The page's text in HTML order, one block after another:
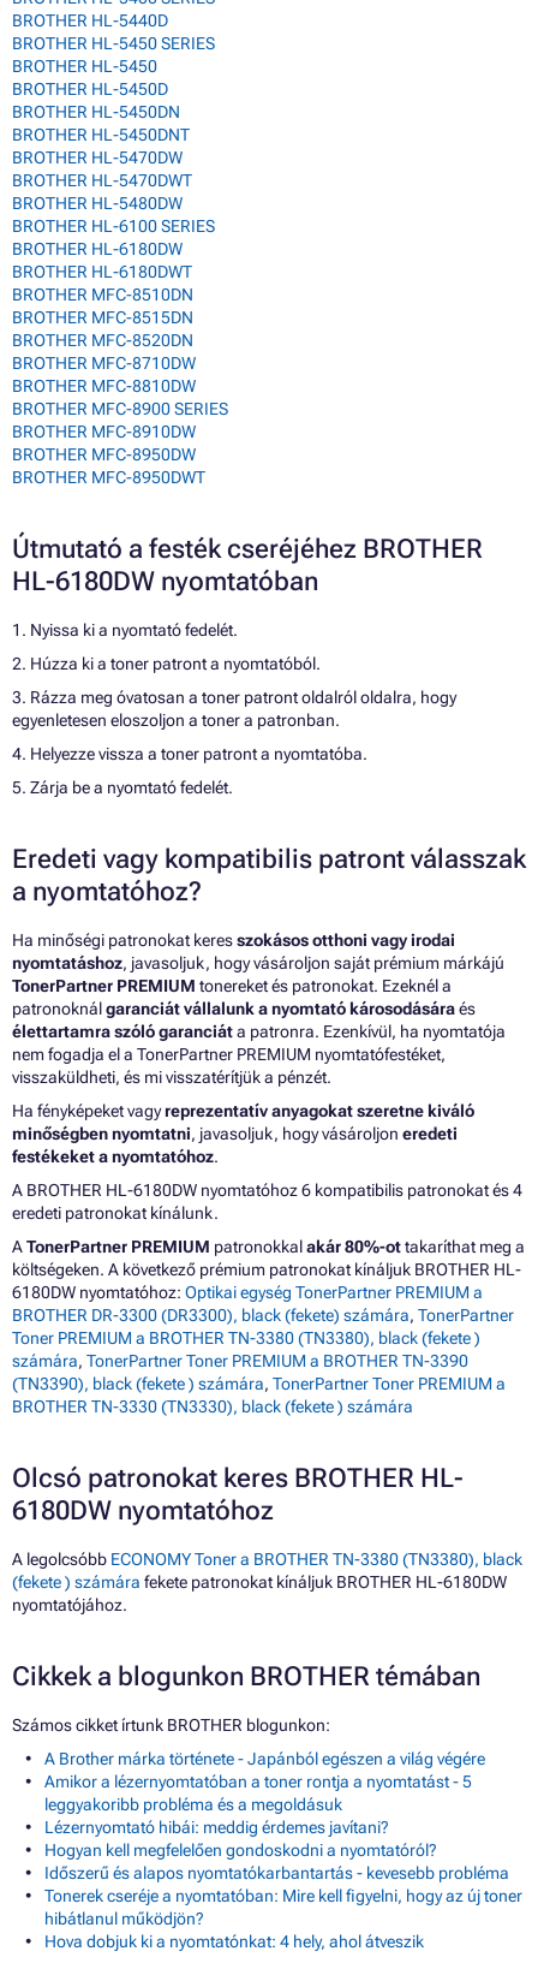
BROTHER HL-5440D
BROTHER HL-5450 SERIES
BROTHER HL-5450
BROTHER HL-5450D
BROTHER HL-5450DN
BROTHER HL-5450DNT
BROTHER HL-5470DW
BROTHER HL-5470DWT
BROTHER HL-5480DW
BROTHER HL-6100 SERIES
BROTHER HL-6180DW
BROTHER HL-6180DWT
BROTHER MFC-8510DN
BROTHER MFC-8515DN
BROTHER MFC-8520DN
BROTHER MFC-8710DW
BROTHER MFC-8810DW
BROTHER MFC-8900 SERIES
BROTHER MFC-8910DW
BROTHER MFC-8950DW
BROTHER MFC-8950DWT
Útmutató a festék cseréjéhez BROTHER
HL-6180DW nyomtatóban
1. Nyissa ki a nyomtató fedelét.
2. Húzza ki a toner patront a nyomtatóból.
3. Rázza meg óvatosan a toner patront oldalról oldalra, hogy
egyenletesen eloszoljon a toner a patronban.
4. Helyezze vissza a toner patront a nyomtatóba.
5. Zárja be a nyomtató fedelét.
Eredeti vagy kompatibilis patront válasszak
a nyomtatóhoz?
Ha minőségi patronokat keresszokásos otthoni vagy irodai
nyomtatáshoz, javasoljuk, hogy vásároljon saját prémium márkájú
TonerPartner PREMIUM tonereket és patronokat. Ezeknél a
patronoknálgaranciát vállalunk a nyomtató károsodásáraés
élettartamra szóló garanciáta patronra. Ezenkívül, ha nyomtatója
nem fogadja el a TonerPartner PREMIUM nyomtatófestéket,
visszaküldheti, és mi visszatérítjük a pénzét.
Ha fényképeket vagyreprezentatív anyagokat szeretne kiváló
minőségben nyomtatni, javasoljuk, hogy vásároljon eredeti
festékeket a nyomtatóhoz.
A BROTHER HL-6180DW nyomtatóhoz 6 kompatibilis patronokat és 4
eredeti patronokat kínálunk.
ATonerPartner PREMIUM patronokkalakár 80%-ottakaríthat meg a
költségeken. A következő prémium patronokat kínáljuk BROTHER HL-
6180DW nyomtatóhoz: Optikai egység TonerPartner PREMIUM a
BROTHER DR-3300 (DR3300), black (fekete) számára, TonerPartner
Toner PREMIUM a BROTHER TN-3380 (TN3380), black (fekete )
számára, TonerPartner Toner PREMIUM a BROTHER TN-3390
(TN3390), black (fekete ) számára, TonerPartner Toner PREMIUM a
BROTHER TN-3330 (TN3330), black (fekete ) számára
Olcsó patronokat keres BROTHER HL-
6180DW nyomtatóhoz
A legolcsóbb ECONOMY Toner a BROTHER TN-3380 (TN3380), black
(fekete ) számára fekete patronokat kínáljuk BROTHER HL-6180DW
nyomtatójához.
Cikkek a blogunkon BROTHER témában
Számos cikket írtunk BROTHER blogunkon:
A Brother márka története - Japánból egészen a világ végére
Amikor a lézernyomtatóban a toner rontja a nyomtatást - 5
leggyakoribb probléma és a megoldásuk
Lézernyomtató hibái: meddig érdemes javítani?
Hogyan kell megfelelően gondoskodni a nyomtatóról?
Időszerű és alapos nyomtatókarbantartás - kevesebb probléma
Tonerek cseréje a nyomtatóban: Mire kell figyelni, hogy az új toner
hibátlanul működjön?
Hova dobjuk ki a nyomtatónkat: 4 hely, ahol átveszik